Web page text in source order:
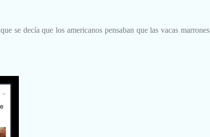
se decía que los americanos pensaban que las vacas marrones